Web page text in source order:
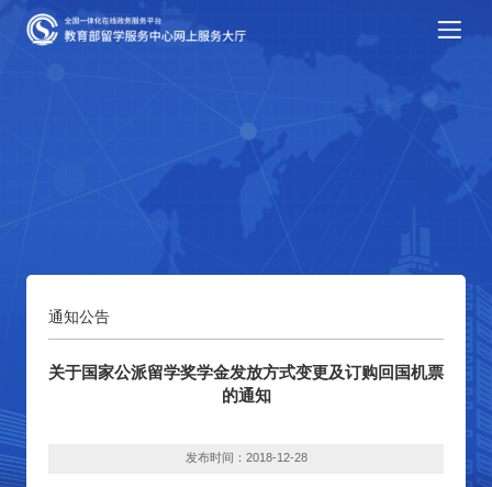
通知公告
关于国家公派留学奖学金发放方式变更及订购回国机票
的通知
发布时间：2018-12-28